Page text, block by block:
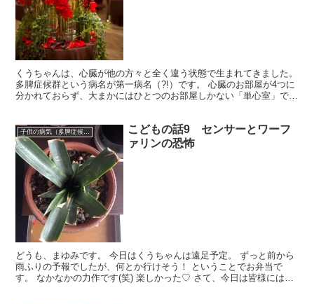
くうちゃんは、心臓が他の方々と全く違う状態で生まれてきました。
多脾症候群という病名が第一病名（?!）です。 心臓のお部屋が4つに
分かれておらず、大まかにはひとつのお部屋しかない「単心室」でも
子供の病気（多脾症候群）
こどもの話9 センサーとワーフ
ァリンの恐怖
どうも、まゆみです。 今日はくうちゃんは遠足予定。 ずっと前から
雨ふりの予報でしたが、何とか行けそう！ ということでお弁当で
す。 なかなかの力作です(笑) 楽しかった♡ さて、今日は皆様には全